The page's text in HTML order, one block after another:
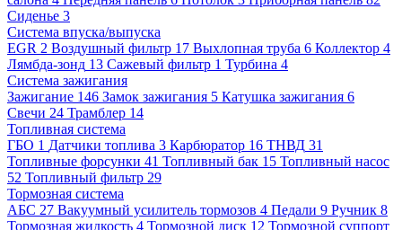
Сиденье 3
Система впуска/выпуска
EGR 2 Воздушный фильтр 17 Выхлопная труба 6 Коллектор 4
Лямбда-зонд 13 Сажевый фильтр 1 Турбина 4
Система зажигания
Зажигание 146 Замок зажигания 5 Катушка зажигания 6
Свечи 24 Трамблер 14
Топливная система
ГБО 1 Датчики топлива 3 Карбюратор 16 ТНВД 31
Топливные форсунки 41 Топливный бак 15 Топливный насос
52 Топливный фильтр 29
Тормозная система
АБС 27 Вакуумный усилитель тормозов 4 Педали 9 Ручник 8
Тормозная жидкость 4 Тормозной диск 12 Тормозной суппорт